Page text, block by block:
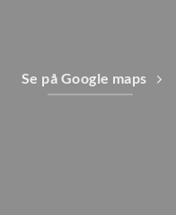
Se på Google maps